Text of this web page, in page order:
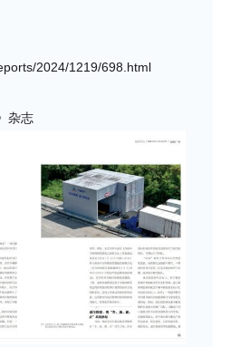
2024/1219/698.html
杂志